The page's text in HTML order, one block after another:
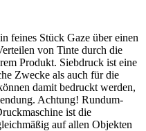
feines Stück Gaze über einen
von Tinte durch die
Produkt. Siebdruck ist eine
Zwecke als auch für die
damit bedruckt werden,
Achtung! Rundum-
ist die
auf allen Objekten